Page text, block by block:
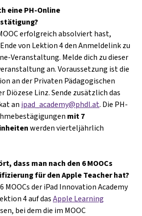
eine PH-Online
erfolgreich absolviert hast,
von Lektion 4 den Anmeldelink zu
Veranstaltung. Melde dich zu dieser
an. Voraussetzung ist die
an der Privaten Pädagogischen
Diözese Linz. Sende zusätzlich das
an ipad_academy@phdl.at. Die PH-
mit 7
werden vierteljährlich
dass man nach den 6 MOOCs
für den Apple Teacher hat?
MOOCs der iPad Innovation Academy
4 auf dasApple Learning
bei dem die im MOOC